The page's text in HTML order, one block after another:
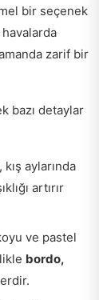
bir seçenek
zarif bir
bazı detaylar
aylarında
artırır
ve pastel
bordo,